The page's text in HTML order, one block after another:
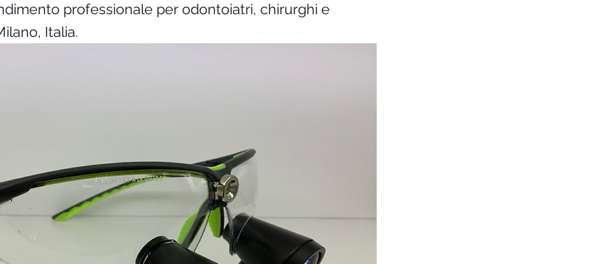
professionale per odontoiatri, chirurghi e
Italia.